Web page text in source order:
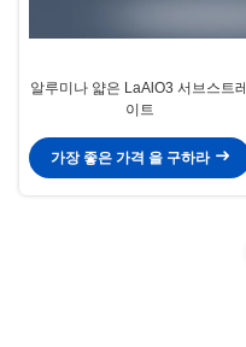
알루미나 얇은 LaAlO3 서브스트레
이트
가장 좋은 가격 을 구하라